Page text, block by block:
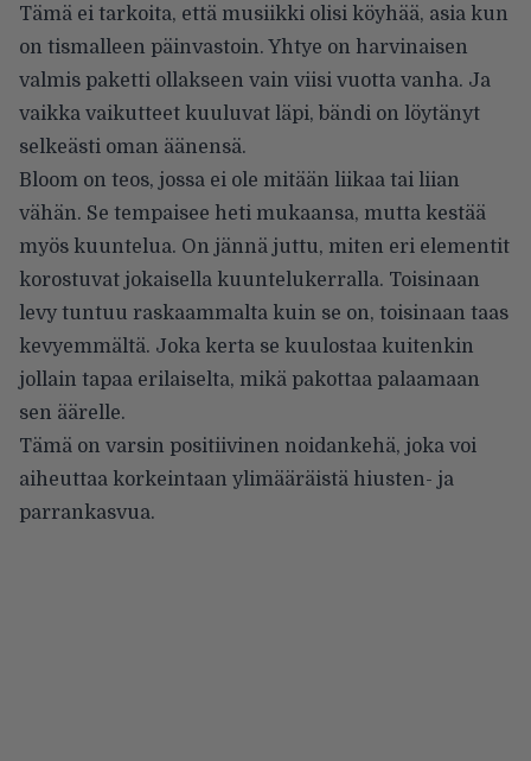
Tämä ei tarkoita, että musiikki olisi köyhää, asia kun
on tismalleen päinvastoin. Yhtye on harvinaisen
valmis paketti ollakseen vain viisi vuotta vanha. Ja
vaikka vaikutteet kuuluvat läpi, bändi on löytänyt
selkeästi oman äänensä.
Bloom on teos, jossa ei ole mitään liikaa tai liian
vähän. Se tempaisee heti mukaansa, mutta kestää
myös kuuntelua. On jännä juttu, miten eri elementit
korostuvat jokaisella kuuntelukerralla. Toisinaan
levy tuntuu raskaammalta kuin se on, toisinaan taas
kevyemmältä. Joka kerta se kuulostaa kuitenkin
jollain tapaa erilaiselta, mikä pakottaa palaamaan
sen äärelle.
Tämä on varsin positiivinen noidankehä, joka voi
aiheuttaa korkeintaan ylimääräistä hiusten- ja
parrankasvua.